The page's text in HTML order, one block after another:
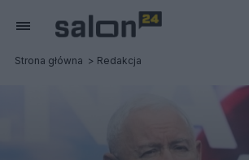
Strona główna Redakcja